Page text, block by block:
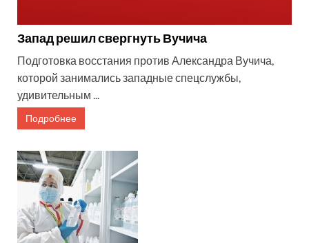
Запад решил свергнуть Вучича
Подготовка восстания против Александра Вучича,
которой занимались западные спецслужбы,
удивительным ...
Подробнее